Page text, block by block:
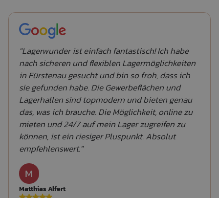
"Lagerwunder ist einfach fantastisch! Ich habe
nach sicheren und flexiblen Lagermöglichkeiten
in Fürstenau gesucht und bin so froh, dass ich
sie gefunden habe. Die Gewerbeflächen und
Lagerhallen sind topmodern und bieten genau
das, was ich brauche. Die Möglichkeit, online zu
mieten und 24/7 auf mein Lager zugreifen zu
können, ist ein riesiger Pluspunkt. Absolut
empfehlenswert."
M
Matthias Alfert